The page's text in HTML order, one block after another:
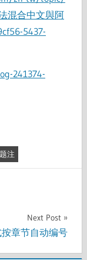
混合中文與阿
5437-
241374-
题注
Next Post
按章节自动编号